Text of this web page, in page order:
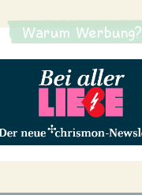
Warum Werbung?